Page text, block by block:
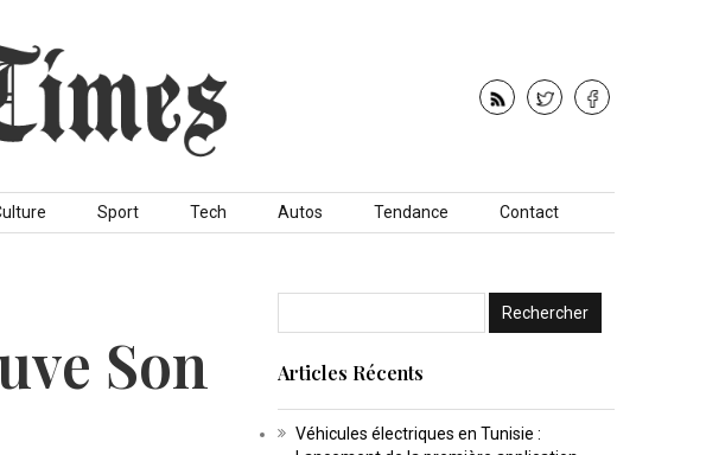
Sport Tech Autos Tendance Contact
Son
Articles Récents
Véhicules électriques en Tunisie :